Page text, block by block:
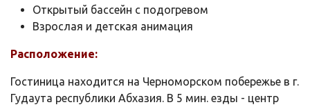
Открытый бассейн с подогревом
Взрослая и детская анимация
Расположение:
Гостиница находится на Черноморском побережье в г.
Гудаута республики Абхазия. В 5 мин. езды - центр